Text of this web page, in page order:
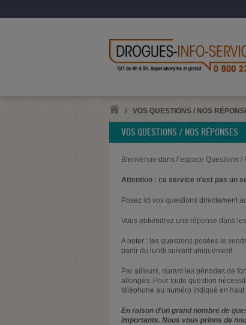
VOS QUESTIONS / NOS
VOS QUESTIONS / NOS RÉPONSES
Bienvenue dans l’espace Questions /
Attention : ce service n'est pas un
Posez ici vos questions directement
Vous obtiendrez une réponse dans
A noter : les questions posées le
partir du lundi suivant uniquement.
Par ailleurs, durant les périodes de
allongés. Pour toute question
téléphone au numéro indiqué en haut
En raison d'un grand nombre de
importants. Nous vous prions de